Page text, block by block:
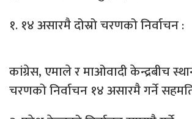
१. १४ असारमै दोस्रो चरणको निर्वाचन :
कांग्रेस, एमाले र माओवादी केन्द्रबीच
चरणको निर्वाचन १४ असारमै गर्ने